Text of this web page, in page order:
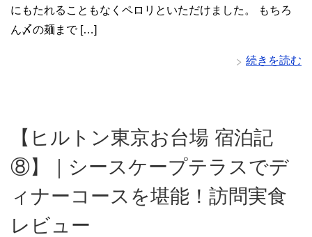
にもたれることもなくペロリといただけました。 もちろ
ん〆の麺まで […]
続きを読む
【ヒルトン東京お台場 宿泊記
⑧】｜シースケープテラスでデ
ィナーコースを堪能！訪問実食
レビュー